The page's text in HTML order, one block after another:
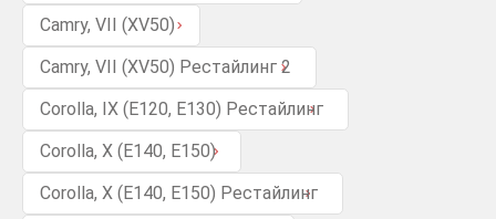
Camry, VII (XV50)
Camry, VII (XV50) Рестайлинг 2
Corolla, IX (E120, E130) Рестайлинг
Corolla, X (E140, E150)
Corolla, X (E140, E150) Рестайлинг